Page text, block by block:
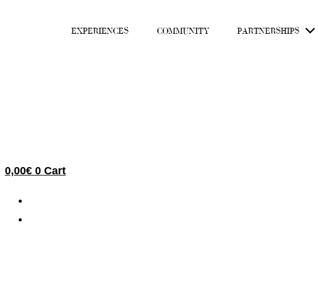
EXPERIENCES COMMUNITY PARTNERSHIPS
0,00€ 0 Cart